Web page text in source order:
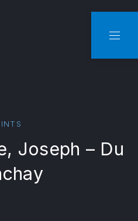
Joseph – Du